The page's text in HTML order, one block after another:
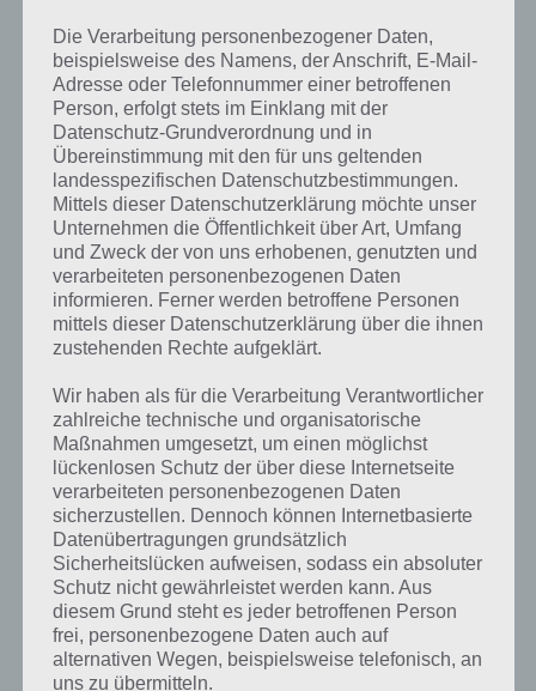
Nach jedem Spiel, wenn ihr das Huhn gerettet habt, bekommt ihr 1
bis 3 Sterne, je nachdem wieviele Feinde ihr zerstört habt. Nur wenn
ihr alle getötet habt, gibt es in Chicken Boy auch 3 Sterne.
Insgesamt bietet euch Chicken Boy für Android und iOS derzeit 60
level, eine sehr gute grafische Umsetzung, 4 Kampfwelten und mehr
als 40 unterschiedliche Arten von Feinden. Die einen Fliegen, die
anderen hüpfen und so weiter.
Kostenlos und ohne In App Käufe
Besonders überrascht hat uns, dass Chicken Boy ohne In App Käufe
auskommt. Entsprechend könnt ihr euch keine Vorteile verschaffen,
erreichen.
Trailer zu Chicken Boy
Abschließend haben wir noch einen offiziellen Trailer von Entwickler
Funtomic für euch. Darin könnt ihr bereits erste Spielszenen sehen:
https://www.youtube.com/watch?v=IPDniU1tMuo
Desweiteren haben wir noch ein Gameplay Video zu Chicken Boy für
Die Verarbeitung personenbezogener Daten,
beispielsweise des Namens, der Anschrift, E-Mail-
Adresse oder Telefonnummer einer betroffenen
Person, erfolgt stets im Einklang mit der
Datenschutz-Grundverordnung und in
Übereinstimmung mit den für uns geltenden
landesspezifischen Datenschutzbestimmungen.
Mittels dieser Datenschutzerklärung möchte unser
Unternehmen die Öffentlichkeit über Art, Umfang
und Zweck der von uns erhobenen, genutzten und
verarbeiteten personenbezogenen Daten
informieren. Ferner werden betroffene Personen
mittels dieser Datenschutzerklärung über die ihnen
zustehenden Rechte aufgeklärt.
Wir haben als für die Verarbeitung Verantwortlicher
zahlreiche technische und organisatorische
Maßnahmen umgesetzt, um einen möglichst
lückenlosen Schutz der über diese Internetseite
verarbeiteten personenbezogenen Daten
sicherzustellen. Dennoch können Internetbasierte
Datenübertragungen grundsätzlich
Sicherheitslücken aufweisen, sodass ein absoluter
Schutz nicht gewährleistet werden kann. Aus
diesem Grund steht es jeder betroffenen Person
frei, personenbezogene Daten auch auf
alternativen Wegen, beispielsweise telefonisch, an
uns zu übermitteln.